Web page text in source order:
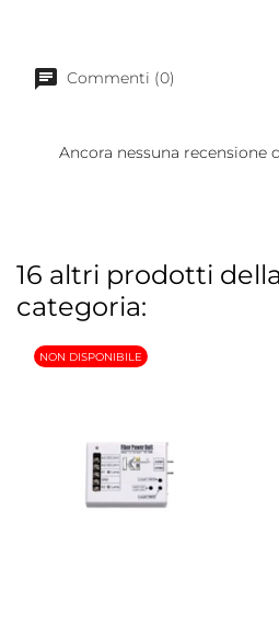
Commenti (0)
Ancora nessuna recensione
16 altri prodotti
categoria:
NON DISPONIBILE